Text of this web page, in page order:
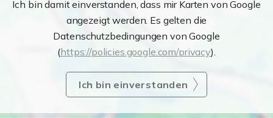
Ich bin damit einverstanden, dass mir Karten von Google
angezeigt werden. Es gelten die
Datenschutzbedingungen von Google
(https://policies.google.com/privacy).
Ich bin einverstanden